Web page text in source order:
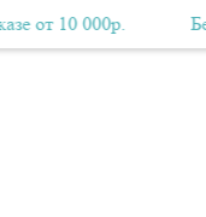
при заказе от 10 000р.
000р.